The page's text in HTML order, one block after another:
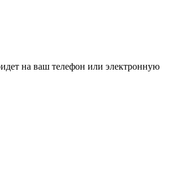
на ваш телефон или электронную